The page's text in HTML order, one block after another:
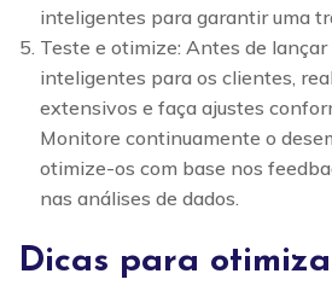
inteligentes para garantir uma
Teste e otimize: Antes de lançar
inteligentes para os clientes,
extensivos e faça ajustes
Monitore continuamente o
otimize-os com base nos
nas análises de dados.
Dicas para